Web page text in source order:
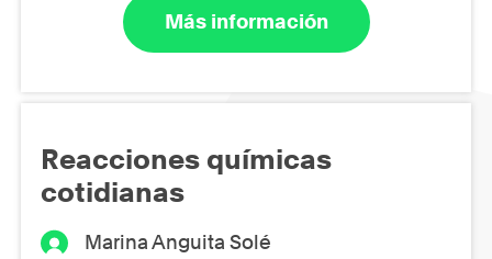
Más información
Reacciones químicas
cotidianas
Marina Anguita Solé